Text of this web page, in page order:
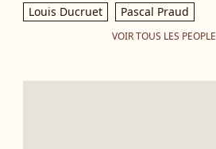
Louis Ducruet
Pascal Praud
VOIR TOUS LES PEOPLE